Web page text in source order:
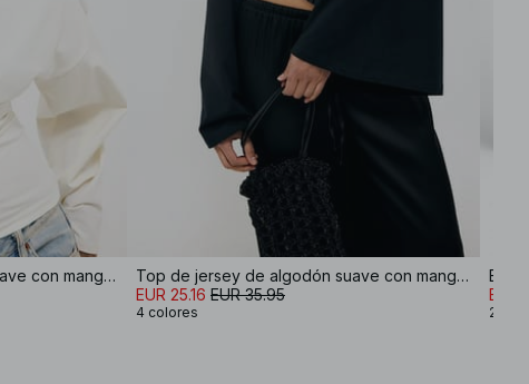
Top de jersey de algodón suave con mangas anchas
Top de jersey de algodón suave con mangas anchas
EUR 25.16 EUR 35.95
4 colores
EUR
2